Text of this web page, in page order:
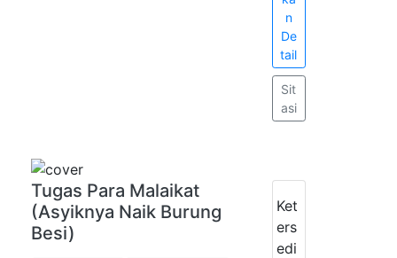
n
De
tail
Sit
asi
Tugas Para Malaikat
(Asyiknya Naik Burung
Besi)
Ket
ers
edi